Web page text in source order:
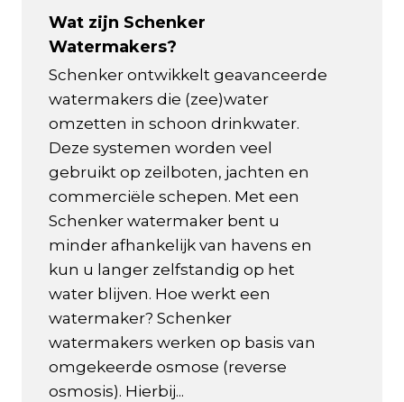
Wat zijn Schenker
Watermakers?
Schenker ontwikkelt geavanceerde
watermakers die (zee)water
omzetten in schoon drinkwater.
Deze systemen worden veel
gebruikt op zeilboten, jachten en
commerciële schepen. Met een
Schenker watermaker bent u
minder afhankelijk van havens en
kun u langer zelfstandig op het
water blijven. Hoe werkt een
watermaker? Schenker
watermakers werken op basis van
omgekeerde osmose (reverse
osmosis). Hierbij...